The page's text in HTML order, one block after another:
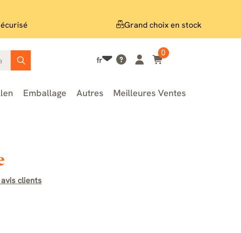
Grand choix en stock
fr
0
Emballage Autres Meilleures Ventes
clients